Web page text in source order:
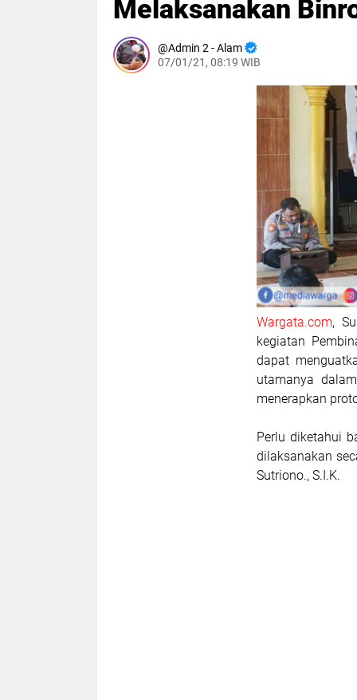
Melaksanakan
Admin 2 - Alam
07/01/21, 08:19 WIB
Wargata.com,
kegiatan
dapat
utamanya
menerapkan
Perlu diketahui
dilaksanakan
Sutriono., S.I.K.